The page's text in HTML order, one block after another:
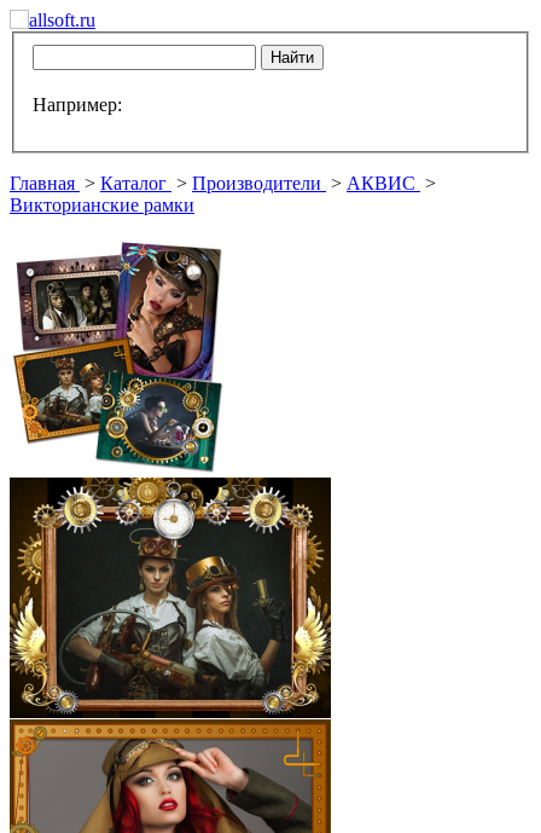
Например:
Главная > Каталог > Производители > АКВИС >
Викторианские рамки